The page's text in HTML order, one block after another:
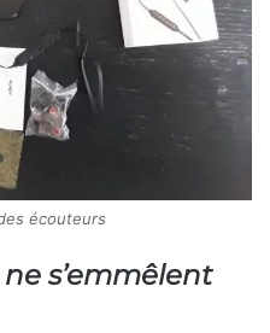
écouteurs
s’emmêlent